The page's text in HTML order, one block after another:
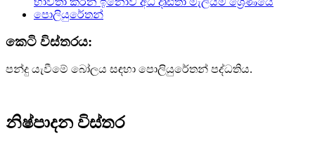
කෙටි විස්තරය:
පන්දු යැවීමේ බෝලය සඳහා පොලියුරේතන් පද්ධතිය.
නිෂ්පාදන විස්තර